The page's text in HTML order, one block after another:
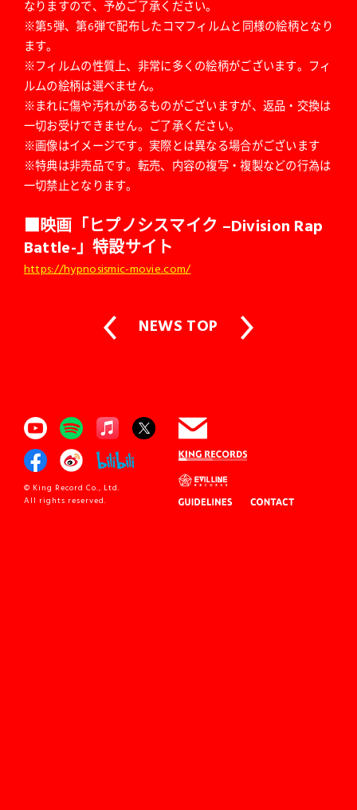
なりますので、予めご了承ください。
※第5弾、第6弾で配布したコマフィルムと同様の絵柄となり
ます。
※フィルムの性質上、非常に多くの絵柄がございます。フィ
ルムの絵柄は選べません。
※まれに傷や汚れがあるものがございますが、返品・交換は
一切お受けできません。ご了承ください。
※画像はイメージです。実際とは異なる場合がございます
※特典は非売品です。転売、内容の複写・複製などの行為は
一切禁止となります。
■映画「ヒプノシスマイク –Division Rap
Battle-」特設サイト
https://hypnosismic-movie.com/
NEWS TOP
© King Record Co., Ltd.
All rights reserved.